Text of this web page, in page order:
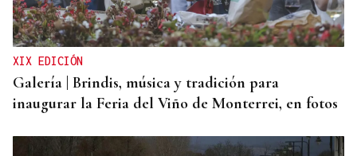
El PSOE garantiza que Felipe VI visitará Ceuta
“cuando sea oportuno”
XIX EDICIÓN
Galería | Brindis, música y tradición para
inaugurar la Feria del Viño de Monterrei, en fotos